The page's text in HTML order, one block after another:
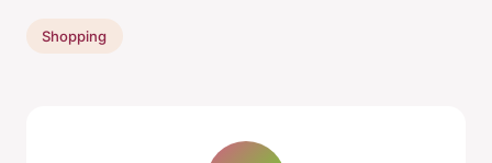
Shopping